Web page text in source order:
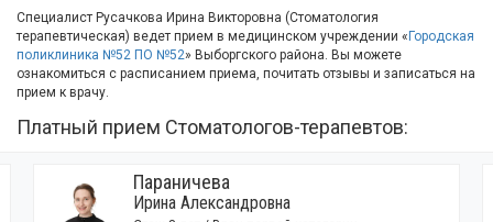
Специалист Русачкова Ирина Викторовна (Стоматология
терапевтическая) ведет прием в медицинском учреждении « Городская
поликлиника №52 ПО №52» Выборгского района. Вы можете
ознакомиться с расписанием приема, почитать отзывы и записаться на
прием к врачу.
Платный прием Стоматологов-терапевтов:
Параничева
Ирина Александровна